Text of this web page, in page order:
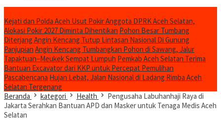
Kejati dan Polda Aceh Usut Pokir Anggota DPRK Aceh Selatan,
Alokasi Pokir 2027 Diminta Dihentikan Pohon Besar Tumbang
Diterjang Angin Kencang Tutup Lintasan Nasional Di Gunung
Panjupian Angin Kencang Tumbangkan Pohon di Sawang, Jalur
Tapaktuan–Meukek Sempat Lumpuh Pemkab Aceh Selatan Terima
Bantuan Excavator dari KKP untuk Percepat Pemulihan
Pascabencana Hujan Lebat, Jalan Nasional di Ladang Rimba Aceh
Selatan Tergenang
Beranda
kategori Health
Pengusaha Labuhanhaji Raya di
Jakarta Serahkan Bantuan APD dan Masker untuk Tenaga Medis Aceh
Selatan